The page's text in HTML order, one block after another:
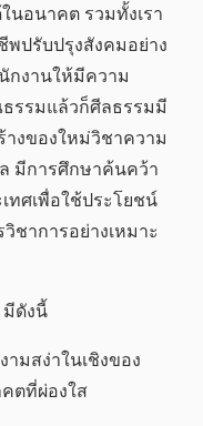
นอนาคต รวมทั้งเรา
ปรับปรุงสังคมอย่าง
กงานให้มีความ
รรมแล้วก็ศีลธรรมมี
งของใหม่วิชาความ
มีการศึกษาค้นคว้า
ทศเพื่อใช้ประโยชน์
ชาการอย่างเหมาะ
ดังนี้
ามสง่าในเชิงของ
ตที่ผ่องใส